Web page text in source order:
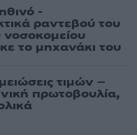
-
ραντεβού του
νοσοκομείου
το μηχανάκι του
τιμών –
πρωτοβουλία,